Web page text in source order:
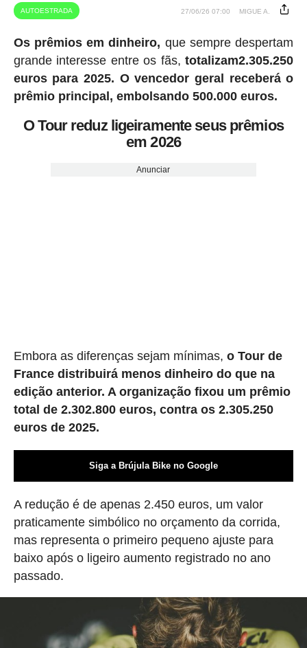
AUTOESTRADA 27/06/26 07:00 MIGUE A.
Os prêmios em dinheiro, que sempre despertam
grande interesse entre os fãs,totalizam2.305.250
euros para 2025. O vencedor geral receberá o
prêmio principal, embolsando 500.000 euros.
O Tour reduz ligeiramente seus prêmios
em 2026
Anunciar
Embora as diferenças sejam mínimas, o Tour de
France distribuirá menos dinheiro do que na
edição anterior. A organização fixou um prêmio
total de 2.302.800 euros, contra os 2.305.250
euros de 2025.
Siga a Brújula Bike no Google
A redução é de apenas 2.450 euros, um valor
praticamente simbólico no orçamento da corrida,
mas representa o primeiro pequeno ajuste para
baixo após o ligeiro aumento registrado no ano
passado.